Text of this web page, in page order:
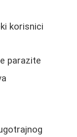
korisnici
parazite